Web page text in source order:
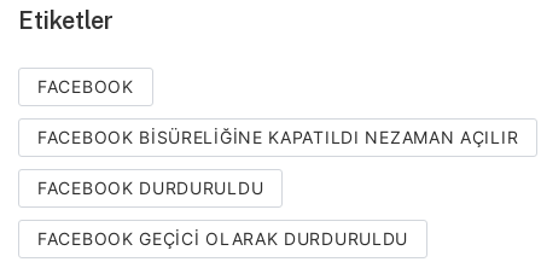
Etiketler
FACEBOOK
FACEBOOK BISÜRELIĞINE KAPATILDI NEZAMAN AÇILIR
FACEBOOK DURDURULDU
FACEBOOK GEÇICI OLARAK DURDURULDU